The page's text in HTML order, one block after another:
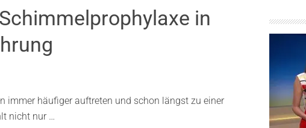
in
immer häufiger auftreten und schon längst zu einer
nicht nur …